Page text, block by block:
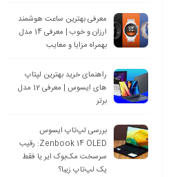
معرفی بهترین ساعت هوشمند
ارزان و خوب | معرفی 14 مدل
بهمراه مزایا و معایب
راهنمای خرید بهترین لپتاپ
های ایسوس | معرفی 12 مدل
برتر
بررسی لپ‌تاپ ایسوس
Zenbook 14 OLED: رقیب
سرسخت مک‌بوک ایر یا فقط
یک لپ‌تاپ زیبا؟